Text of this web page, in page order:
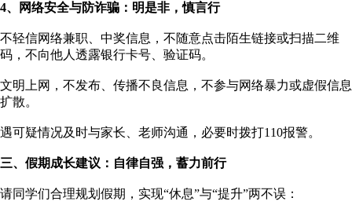
4、 网络安全与防诈骗：明是非，慎言行
不轻信网络兼职、中奖信息，不随意点击陌生链接或扫描二维
码，不向他人透露银行卡号、验证码。
文明上网，不发布、传播不良信息，不参与网络暴力或虚假信息
扩散。
遇可疑情况及时与家长、老师沟通，必要时拨打110报警。
三、 假期成长建议：自律自强，蓄力前行
请同学们合理规划假期，实现“休息”与“提升”两不误：